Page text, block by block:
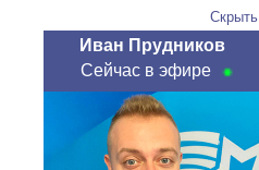
Скрыть
Иван Прудников
Сейчас в эфире